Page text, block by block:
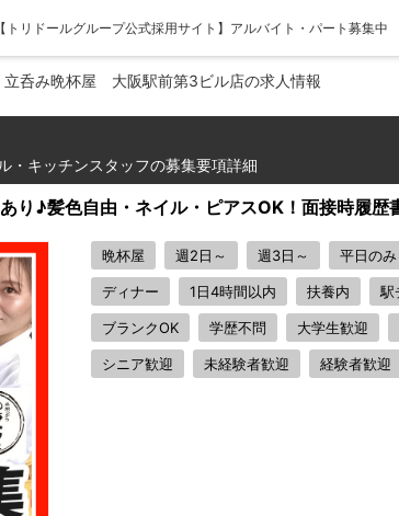
リドールグループ公式採用サイト】アルバイト・パート募集中
立呑み晩杯屋 大阪駅前第3ビル店の求人情報
・キッチンスタッフの募集要項詳細
り♪髪色自由・ネイル・ピアスOK！面接時履歴
晩杯屋 週2日～ 週3日～ 平日のみ
ディナー 1日4時間以内 扶養内 駅
ブランクOK 学歴不問 大学生歓迎
シニア歓迎 未経験者歓迎 経験者歓迎